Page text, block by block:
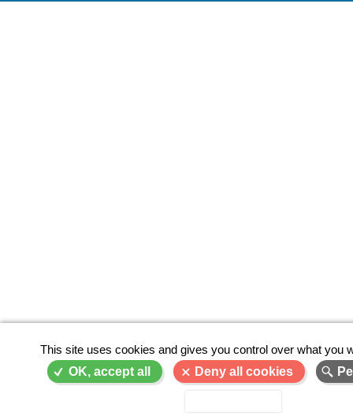
This site uses cookies and gives you control over what you
OK, accept all
Deny all cookies